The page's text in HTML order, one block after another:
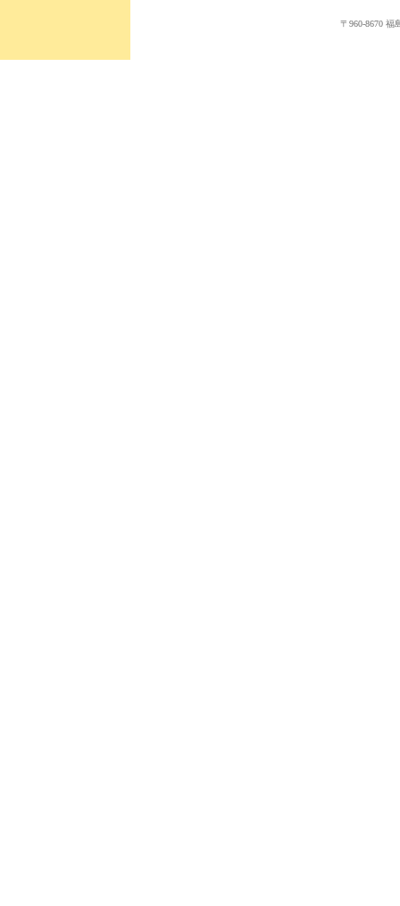
〒960-8670 福